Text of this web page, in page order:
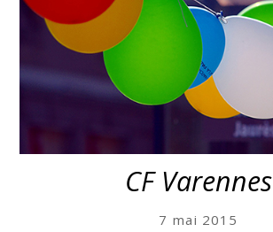
CF Varennes
7 mai 2015